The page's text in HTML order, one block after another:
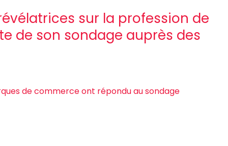
sur la profession de
de son sondage auprès des
de commerce ont répondu au sondage